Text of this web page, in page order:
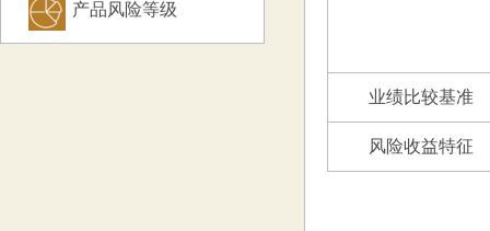
产品风险等级
业绩比较基准
风险收益特征